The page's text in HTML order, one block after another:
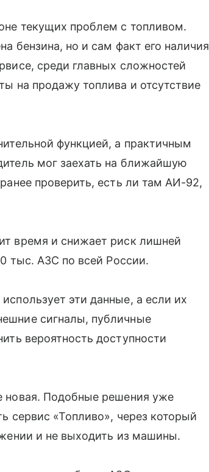
текущих проблем с топливом.
бензина, но и сам факт его наличия
среди главных сложностей
на продажу топлива и отсутствие
функцией, а практичным
мог заехать на ближайшую
проверить, есть ли там АИ-92,
время и снижает риск лишней
тыс. АЗС по всей России.
эти данные, а если их
сигналы, публичные
вероятность доступности
новая. Подобные решения уже
сервис «Топливо», через который
и не выходить из машины.